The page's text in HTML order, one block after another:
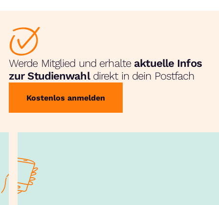
Werde Mitglied und erhalte aktuelle Infos
zur Studienwahl direkt in dein Postfach
Kostenlos anmelden